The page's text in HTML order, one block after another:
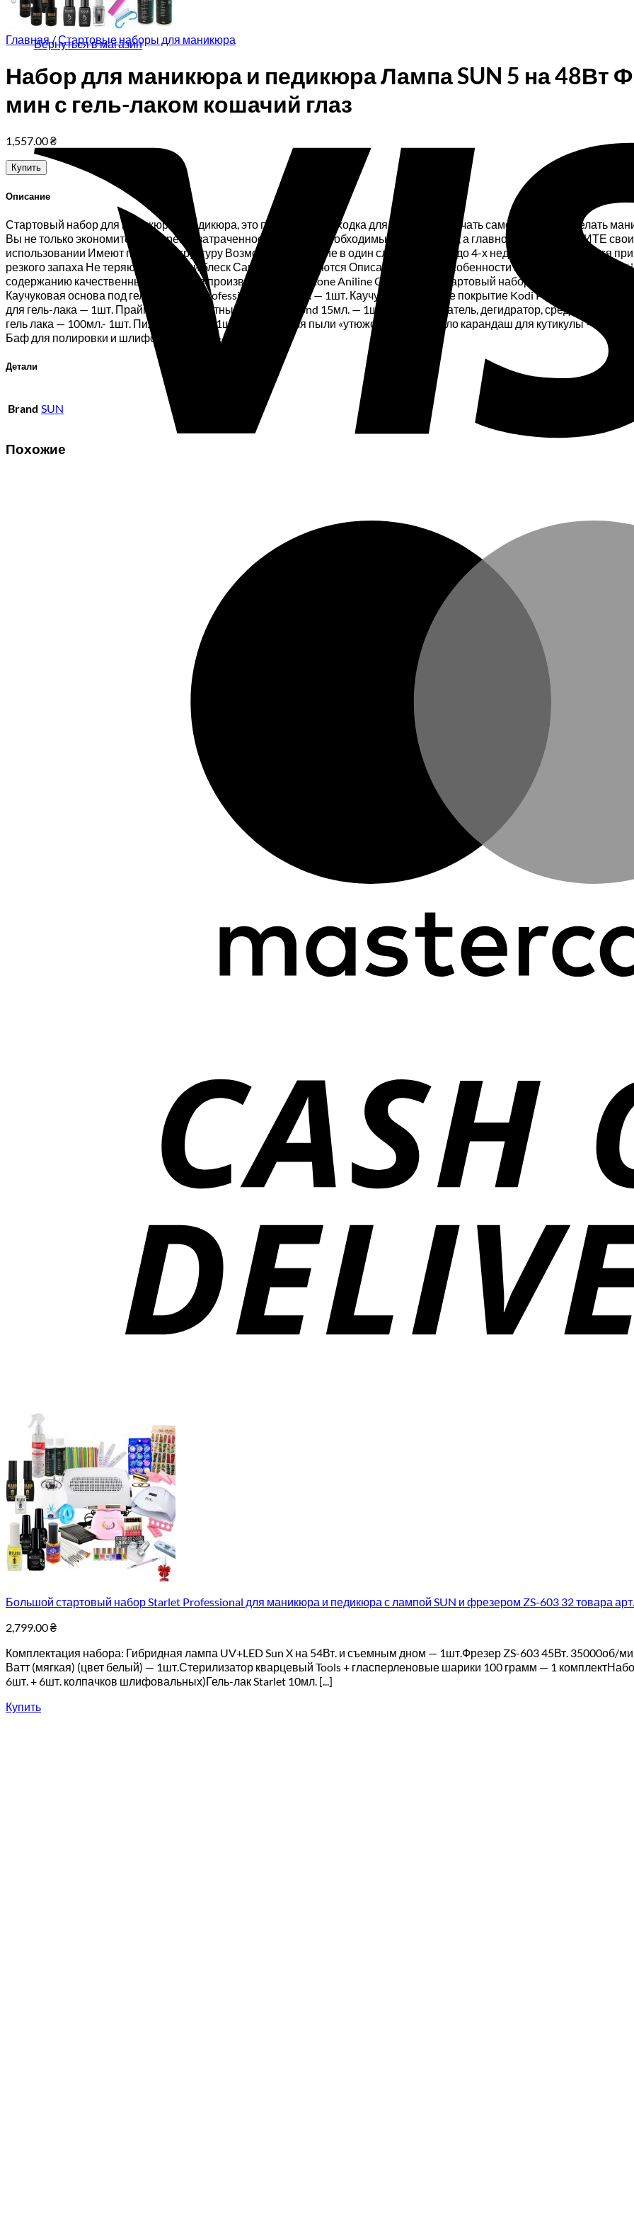
Корзина пуста.
Вернуться в магазин
Главная/Стартовые наборы для маникюра
Набор для маникюра и педикюра Лампа SUN 5 на 48Вт
мин с гель-лаком кошачий глаз
1,557.00₴
Купить
Описание
Стартовый набор для маникюра и педикюра, это прекрасная находка для желающих начать самостоятельно делать
Вы не только экономите свое время, затраченное на подбор необходимых материалов, а главное Вы ЭКОНОМИТЕ
использовании Имеют плотную структуру Возможно нанесение в один слой Держатся до 4-х недель Не растекаются
резкого запаха Не теряют глянцевый блеск Самовыравниваются Описанные выше особенности гель-лаков LUX
содержанию качественных пигментов производителя Keystone Aniline Corp (США) Стартовый набор состоит: Лампа
Каучуковая основа под гель-лак Kodi Professional Base 8мл. — 1шт. Каучуковое верхнее покрытие Kodi Professional Top
для гель-лака — 1шт. Праймер бескислотный Kodi Ultrabond 15мл. — 1шт. Обезжириватель, дегидратор, средство для
гель лака — 100мл.- 1шт. Пилочка O.P.I — 1шт. Щеточка для пыли «утюжок» — 1шт. Масло карандаш для кутикулы — 1
Баф для полировки и шлифовки ногтей — 1 шт.
Детали
Brand SUN
Похожие
Большой стартовый набор Starlet Professional для маникюра и педикюра с лампой SUN и фрезером ZS-603 32 товара
2,799.00₴
Комплектация набора: Гибридная лампа UV+LED Sun X на 54Вт. и съемным дном — 1шт.Фрезер ZS-603 45Вт. 35000об/
Ватт (мягкая) (цвет белый) — 1шт.Стерилизатор кварцевый Tools + гласперленовые шарики 100 грамм — 1
6шт. + 6шт. колпачков шлифовальных)Гель-лак Starlet 10мл. [...]
Купить